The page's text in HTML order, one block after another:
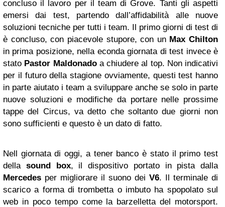
concluso il lavoro per il team di Grove. Tanti gli aspetti
emersi dai test, partendo dall’affidabilità alle nuove
soluzioni tecniche per tutti i team. Il primo giorni di test di
è concluso, con piacevole stupore, con un Max Chilton
in prima posizione, nella econda giornata di test invece è
stato Pastor Maldonadoa chiudere al top. Non indicativi
per il futuro della stagione ovviamente, questi test hanno
in parte aiutato i team a sviluppare anche se solo in parte
nuove soluzioni e modifiche da portare nelle prossime
tappe del Circus, va detto che soltanto due giorni non
sono sufficienti e questo è un dato di fatto.
Nell giornata di oggi, a tener banco è stato il primo test
della sound box, il dispositivo portato in pista dalla
Mercedes per migliorare il suono dei V6. Il terminale di
scarico a forma di trombetta o imbuto ha spopolato sul
web in poco tempo come la barzelletta del motorsport.